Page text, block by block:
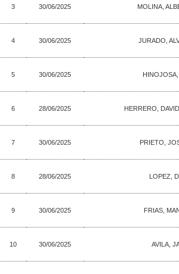
3 30/06/2025 MOLINA,
4 30/06/2025 JURADO,
5 30/06/2025
6 28/06/2025 HERRERO,
7 30/06/2025 PRIETO,
8 28/06/2025 LOPEZ,
9 30/06/2025 FRIAS,
10 30/06/2025 AVILA,